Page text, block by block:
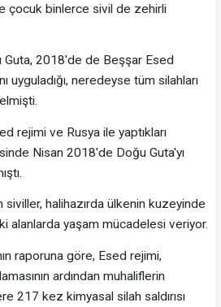
çocuk binlerce sivil de zehirli
Guta, 2018'de de Beşşar Esed
uyguladığı, neredeyse tüm silahları
rejimi ve Rusya ile yaptıkları
Nisan 2018'de Doğu Guta'yı
siviller, halihazırda ülkenin kuzeyinde
alanlarda yaşam mücadelesi veriyor.
raporuna göre, Esed rejimi,
ardından muhaliflerin
217 kez kimyasal silah saldırısı